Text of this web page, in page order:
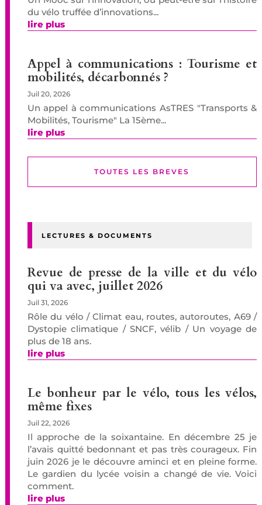
du vélo truffée d’innovations...
lire plus
Appel à communications : Tourisme et
mobilités, décarbonnés ?
Juil 20, 2026
Un appel à communications AsTRES "Transports &
Mobilités, Tourisme" La 15ème...
lire plus
TOUTES LES BREVES
LECTURES & DOCUMENTS
Revue de presse de la ville et du vélo
qui va avec, juillet 2026
Juil 31, 2026
Rôle du vélo / Climat eau, routes, autoroutes, A69 /
Dystopie climatique / SNCF, vélib / Un voyage de
plus de 18 ans.
lire plus
Le bonheur par le vélo, tous les vélos,
même fixes
Juil 22, 2026
Il approche de la soixantaine. En décembre 25 je
l’avais quitté bedonnant et pas très courageux. Fin
juin 2026 je le découvre aminci et en pleine forme.
Le gardien du lycée voisin a changé de vie. Voici
comment.
lire plus